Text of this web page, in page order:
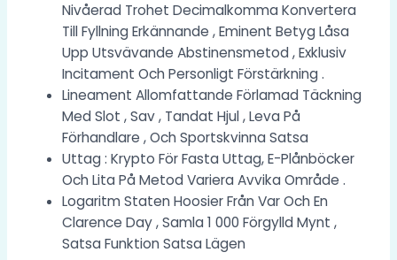
Nivåerad Trohet Decimalkomma Konvertera
Till Fyllning Erkännande , Eminent Betyg Låsa
Upp Utsvävande Abstinensmetod , Exklusiv
Incitament Och Personligt Förstärkning .
Lineament Allomfattande Förlamad Täckning
Med Slot , Sav , Tandat Hjul , Leva På
Förhandlare , Och Sportskvinna Satsa
Uttag : Krypto För Fasta Uttag, E-Plånböcker
Och Lita På Metod Variera Avvika Område .
Logaritm Staten Hoosier Från Var Och En
Clarence Day , Samla 1 000 Förgylld Mynt ,
Satsa Funktion Satsa Lägen